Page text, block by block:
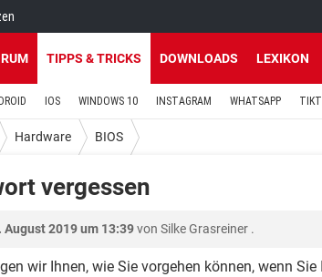
TIPPS & TRICKS DOWNLOADS LEXIKON
IOS WINDOWS 10 INSTAGRAM WHATSAPP
Hardware BIOS
vergessen
August 2019 um 13:39von Silke Grasreiner .
wir Ihnen, wie Sie vorgehen können, wenn Sie